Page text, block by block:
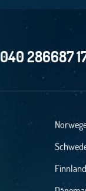
040 286687